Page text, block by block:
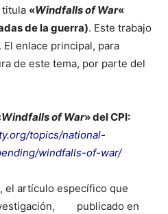
titula «Windfalls of War«
de la guerra). Este trabajo
El enlace principal, para
de este tema, por parte del
Windfalls of War» del CPI:
topics/national-
windfalls-of-war/
artículo específico que
publicado en